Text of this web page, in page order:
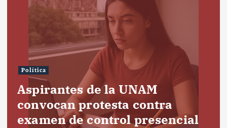
Política
Aspirantes de la UNAM
convocan protesta contra
examen de control presencial